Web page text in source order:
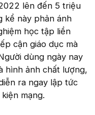
lên đến 5 triệu
kể này phản ánh
học tập liền
cận giáo dục mà
dùng ngày nay
hình ảnh chất lượng,
ra ngay lập tức
mạng.